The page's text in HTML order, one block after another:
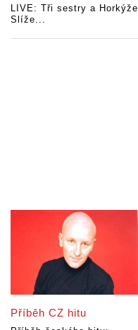
LIVE: Tři sestry a Horkýže
Slíže...
Příběh CZ hitu